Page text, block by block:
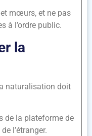
et mœurs, et ne pas
à l’ordre public.
la
naturalisation doit
de la plateforme de
l’étranger.